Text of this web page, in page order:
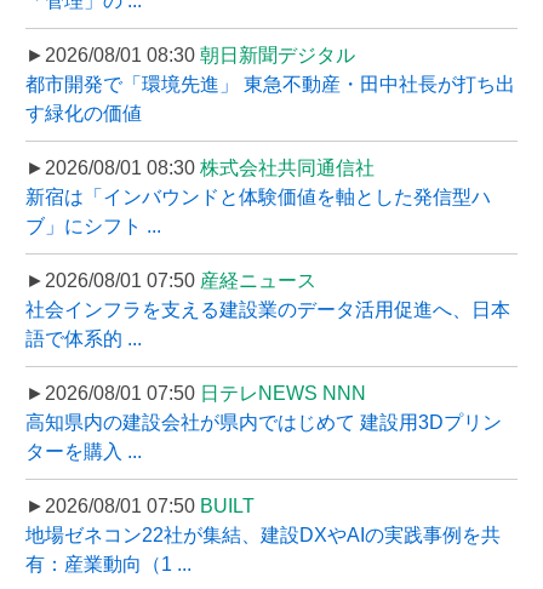
►2026/08/01 08:30 朝日新聞デジタル
都市開発で「環境先進」 東急不動産・田中社長が打ち出
す緑化の価値
►2026/08/01 08:30 株式会社共同通信社
新宿は「インバウンドと体験価値を軸とした発信型ハ
ブ」にシフト ...
►2026/08/01 07:50 産経ニュース
社会インフラを支える建設業のデータ活用促進へ、日本
語で体系的 ...
►2026/08/01 07:50 日テレNEWS NNN
高知県内の建設会社が県内ではじめて 建設用3Dプリン
ターを購入 ...
►2026/08/01 07:50 BUILT
地場ゼネコン22社が集結、建設DXやAIの実践事例を共
有：産業動向（1 ...